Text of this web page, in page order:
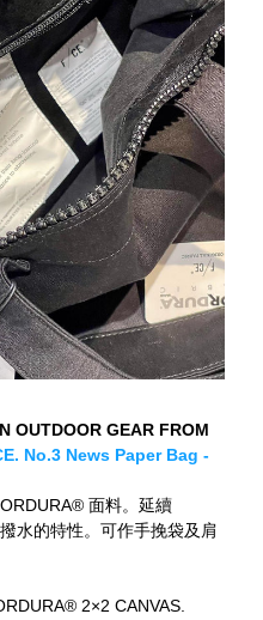
OUTDOOR GEAR FROM
No.3 News Paper Bag -
面料。延續
水的特性。可作手挽袋及肩
2×2 CANVAS.